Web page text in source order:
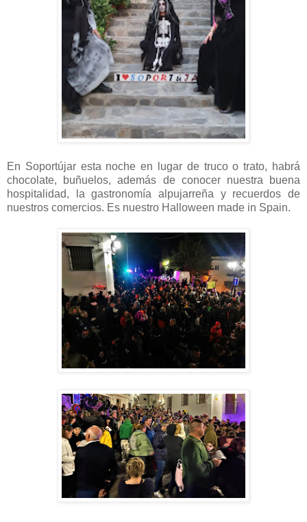
En Soportújar esta noche en lugar de truco o trato, habrá
chocolate, buñuelos, además de conocer nuestra buena
hospitalidad, la gastronomía alpujarreña y recuerdos de
nuestros comercios. Es nuestro Halloween made in Spain.